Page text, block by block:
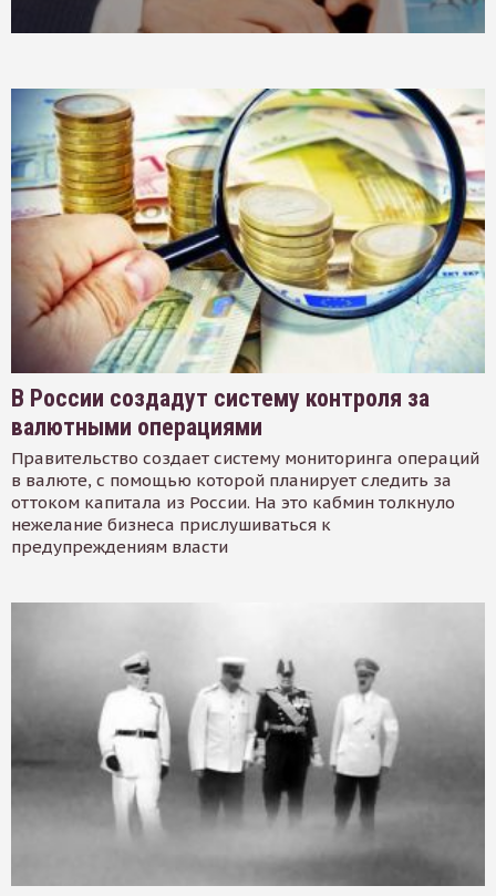
В России создадут систему контроля за
валютными операциями
Правительство создает систему мониторинга операций
в валюте, с помощью которой планирует следить за
оттоком капитала из России. На это кабмин толкнуло
нежелание бизнеса прислушиваться к
предупреждениям власти